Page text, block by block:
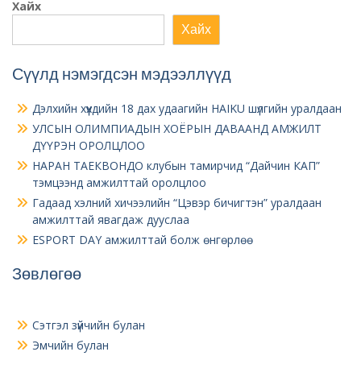
Хайх
Хайх
Сүүлд нэмэгдсэн мэдээллүүд
Дэлхийн хүүхдийн 18 дах удаагийн HAIKU шүлгийн уралдаан
УЛСЫН ОЛИМПИАДЫН ХОЁРЫН ДАВААНД АМЖИЛТ
ДҮҮРЭН ОРОЛЦЛОО
НАРАН ТАЕКВОНДО клубын тамирчид “Дайчин КАП”
тэмцээнд амжилттай оролцлоо
Гадаад хэлний хичээлийн “Цэвэр бичигтэн” уралдаан
амжилттай явагдаж дууслаа
ESPORT DAY амжилттай болж өнгөрлөө
Зөвлөгөө
Сэтгэл зүйчийн булан
Эмчийн булан